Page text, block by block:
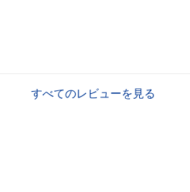
すべてのレビューを見る